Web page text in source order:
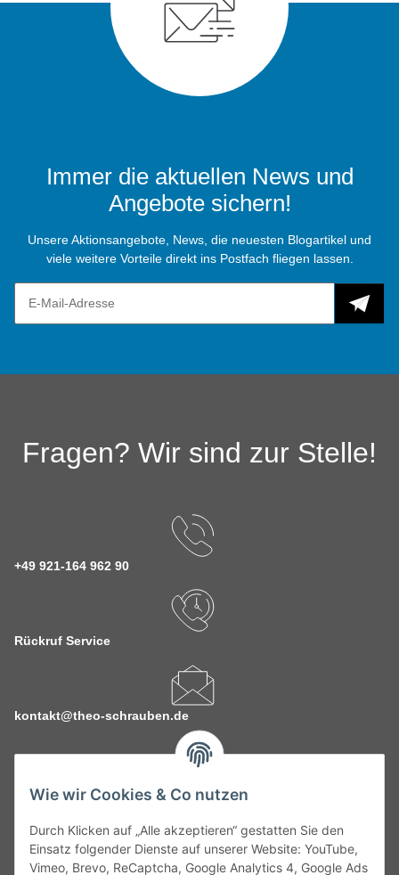
Wie wir Cookies & Co nutzen
Durch Klicken auf „Alle akzeptieren“ gestatten Sie den
Einsatz folgender Dienste auf unserer Website: YouTube,
Vimeo, Brevo, ReCaptcha, Google Analytics 4, Google Ads
Immer die aktuellen News und
Angebote sichern!
Unsere Aktionsangebote, News, die neuesten Blogartikel und
viele weitere Vorteile direkt ins Postfach fliegen lassen.
Fragen? Wir sind zur Stelle!
+49 921-164 962 90
Rückruf Service
kontakt@theo-schrauben.de
Service